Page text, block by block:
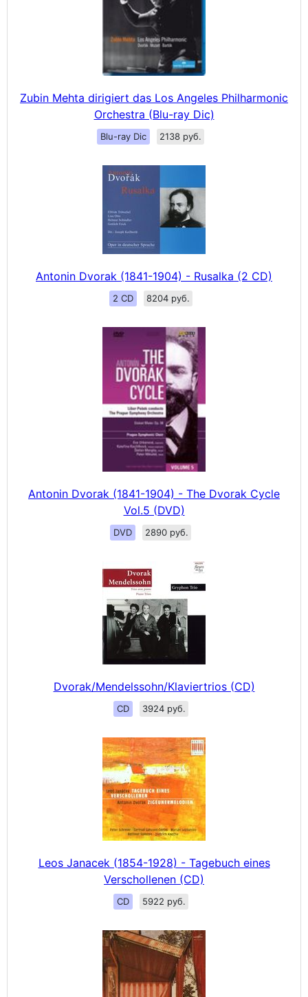
Zubin Mehta dirigiert das Los Angeles Philharmonic
Orchestra (Blu-ray Dic)
Blu-ray Dic 2138 руб.
Antonin Dvorak (1841-1904) - Rusalka (2 CD)
2 CD 8204 руб.
Antonin Dvorak (1841-1904) - The Dvorak Cycle
Vol.5 (DVD)
DVD 2890 руб.
Dvorak/Mendelssohn/Klaviertrios (CD)
CD 3924 руб.
Leos Janacek (1854-1928) - Tagebuch eines
Verschollenen (CD)
CD 5922 руб.